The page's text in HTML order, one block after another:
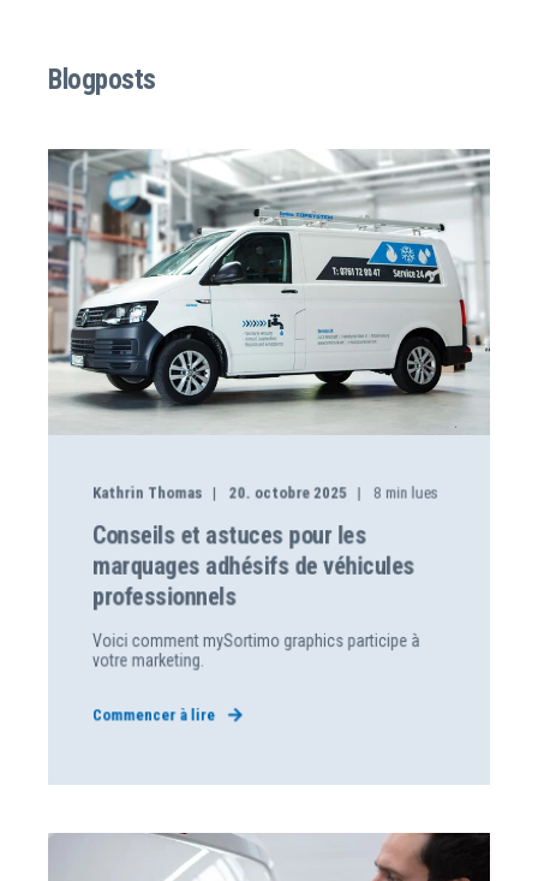
Blogposts
Kathrin Thomas 20. octobre 2025 8 min lues
Conseils et astuces pour les
marquages adhésifs de véhicules
professionnels
Voici comment mySortimo graphics participe à
votre marketing.
Commencer à lire